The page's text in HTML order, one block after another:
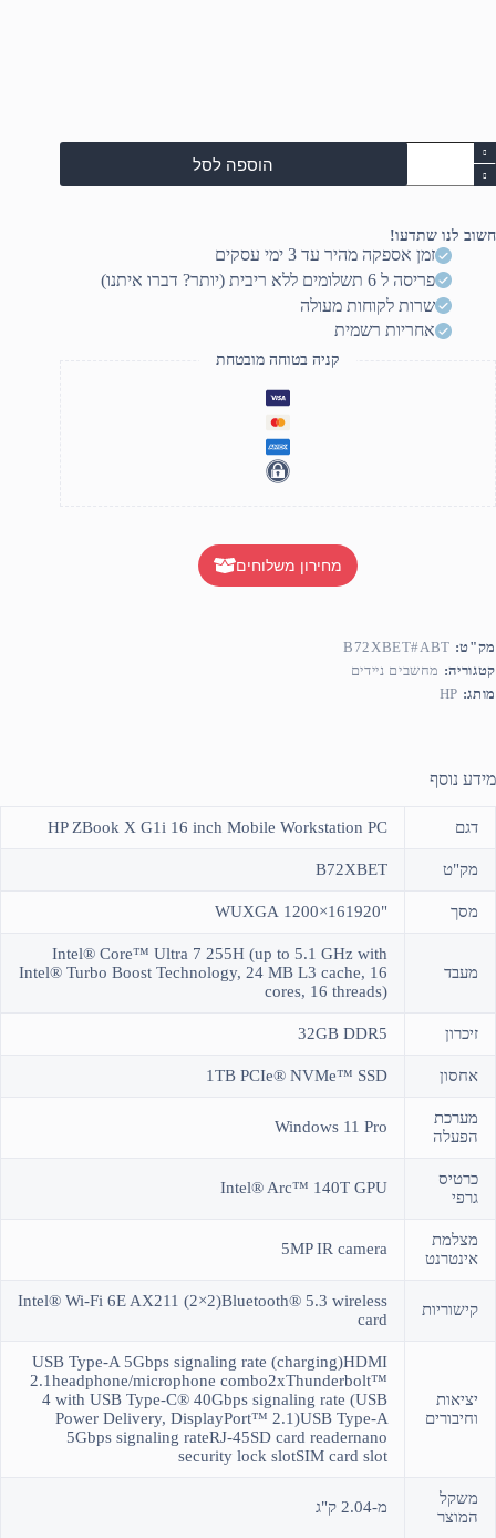
כמות
של
HP
16
הוספה לסל
חשוב לנו שתדעו!
זמן אספקה מהיר עד 3 ימי עסקים
פריסה ל 6 תשלומים ללא ריבית (יותר? דברו איתנו)
שרות לקוחות מעולה
אחריות רשמית
קניה בטוחה מובטחת
מחירון משלוחים
מק"ט: B72XBET#ABT
קטגוריה: מחשבים ניידים
מותג: HP
מידע נוסף
דגם HP ZBook X G1i 16 inch Mobile Workstation PC
מק"ט B72XBET
מסך "161920×1200 WUXGA
מעבד
Intel® Core™ Ultra 7 255H (up to 5.1 GHz with
Intel® Turbo Boost Technology, 24 MB L3 cache, 16
cores, 16 threads)
זיכרון 32GB DDR5
אחסון 1TB PCIe® NVMe™ SSD
מערכת
הפעלה
Windows 11 Pro
כרטיס
גרפי
Intel® Arc™ 140T GPU
מצלמת
אינטרנט
5MP IR camera
קישוריות
Intel® Wi-Fi 6E AX211 (2×2)Bluetooth® 5.3 wireless
card
יציאות
וחיבורים
USB Type-A 5Gbps signaling rate (charging)HDMI
2.1headphone/microphone combo2xThunderbolt™
4 with USB Type-C® 40Gbps signaling rate (USB
Power Delivery, DisplayPort™ 2.1)USB Type-A
5Gbps signaling rateRJ-45SD card readernano
security lock slotSIM card slot
משקל
המוצר
מ-2.04 ק"ג